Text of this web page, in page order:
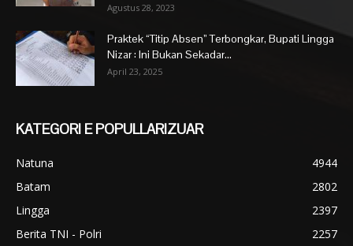
Agustus 28, 2023
Praktek “Titip Absen” Terbongkar, Bupati Lingga
Nizar : Ini Bukan Sekadar...
April 23, 2025
KATEGORI E POPULLARIZUAR
Natuna
4944
Batam
2802
Lingga
2397
Berita TNI - Polri
2257